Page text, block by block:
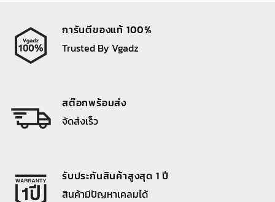
การันตีของแท้ 100%
Trusted By Vgadz
สต๊อกพร้อมส่ง
จัดส่งเร็ว
รับประกันสินค้าสูงสุด 1 ปี
สินค้ามีปัญหาเคลมได้